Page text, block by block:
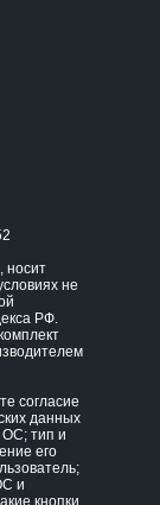
носит
не
РФ.
согласие
данных
ОС; тип и
его
и
кнопки